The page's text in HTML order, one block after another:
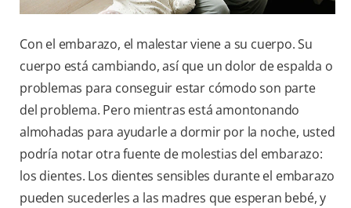
Con el embarazo, el malestar viene a su cuerpo. Su
cuerpo está cambiando, así que un dolor de espalda o
problemas para conseguir estar cómodo son parte
del problema. Pero mientras está amontonando
almohadas para ayudarle a dormir por la noche, usted
podría notar otra fuente de molestias del embarazo:
los dientes. Los dientes sensibles durante el embarazo
pueden sucederles a las madres que esperan bebé, y